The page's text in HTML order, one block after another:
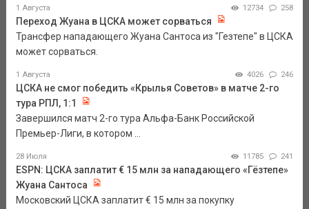
1 Августа 12734 258
Переход Жуана в ЦСКА может сорваться
Трансфер нападающего Жуана Сантоса из "Гезтепе" в ЦСКА
может сорваться.
1 Августа 4026 246
ЦСКА не смог победить «Крылья Советов» в матче 2-го
тура РПЛ, 1:1
Завершился матч 2-го тура Альфа-Банк Российской
Премьер-Лиги, в котором ...
28 Июля 11785 241
ESPN: ЦСКА заплатит € 15 млн за нападающего «Гёзтепе»
Жуана Сантоса
Московский ЦСКА заплатит € 15 млн за покупку